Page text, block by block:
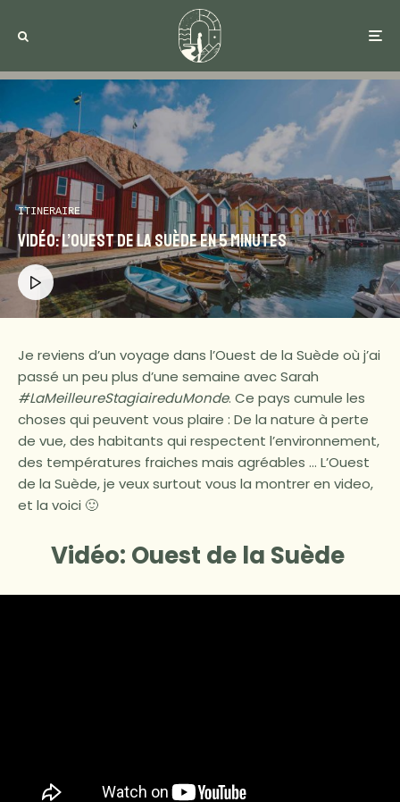
ITINERAIRE
Vidéo: L’Ouest de la Suède en 5 minutes
Je reviens d’un voyage dans l’Ouest de la Suède où j’ai
passé un peu plus d’une semaine avec Sarah
#LaMeilleureStagiaireduMonde. Ce pays cumule les
choses qui peuvent vous plaire : De la nature à perte
de vue, des habitants qui respectent l’environnement,
des températures fraiches mais agréables … L’Ouest
de la Suède, je veux surtout vous la montrer en video,
et la voici 🙂
Vidéo: Ouest de la Suède